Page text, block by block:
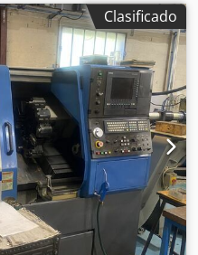
de desplazamiento,
programarse de
de conocimientos
Datos técnicos en detalle:
• Distancia entre centros:
mm • Diámetro de
• Diámetro de torneado
• Ancho del carro: 240
y de gran resistencia para
• Recorrido del
Husillo principal y
nariz del husillo: Tamaño
• Diámetro del orificio del
Clasificado